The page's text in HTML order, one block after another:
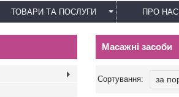
ТОВАРИ ТА ПОСЛУГИ ПРО НАС
Масажні засоби